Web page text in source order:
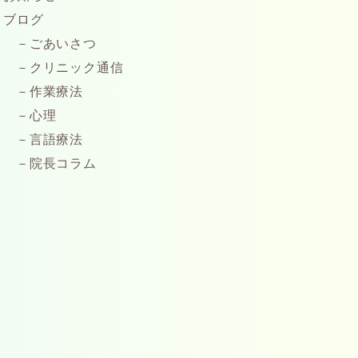
ブログ
ごあいさつ
クリニック通信
作業療法
心理
言語療法
院長コラム